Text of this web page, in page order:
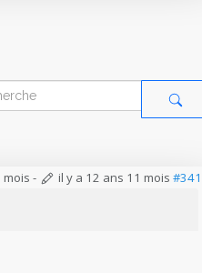
mois - il y a 12 ans 11 mois #341